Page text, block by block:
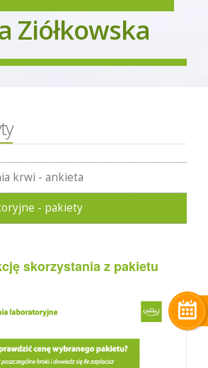
Ziółkowska
krwi - ankieta
- pakiety
skorzystania z pakietu